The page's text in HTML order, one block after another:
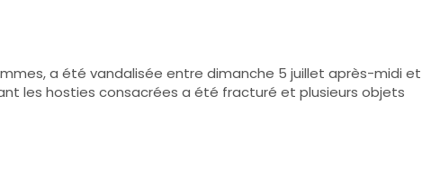
a été vandalisée entre dimanche 5 juillet après-midi et
les hosties consacrées a été fracturé et plusieurs objets